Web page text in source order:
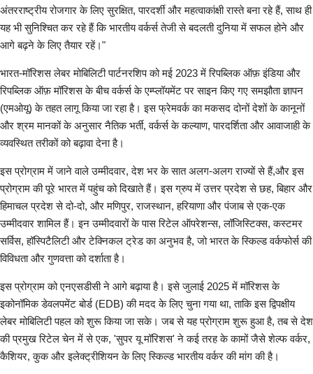
NEWS
वीडियो
टेक वर्ल्ड
लाइफस्टाइल
Contact us :
About us
Advertise with us
E-Paper
अंतरराष्ट्रीय रोजगार के लिए सुरक्षित, पारदर्शी और महत्वाकांक्षी रास्ते बना रहे हैं, साथ ही
यह भी सुनिश्चित कर रहे हैं कि भारतीय वर्कर्स तेजी से बदलती दुनिया में सफल होने और
आगे बढ़ने के लिए तैयार रहें।"
भारत-मॉरिशस लेबर मोबिलिटी पार्टनरशिप को मई 2023 में रिपब्लिक ऑफ़ इंडिया और
रिपब्लिक ऑफ़ मॉरिशस के बीच वर्कर्स के एम्प्लॉयमेंट पर साइन किए गए समझौता ज्ञापन
(एमओयू) के तहत लागू किया जा रहा है। इस फ्रेमवर्क का मकसद दोनों देशों के कानूनों
और श्रम मानकों के अनुसार नैतिक भर्ती, वर्कर्स के कल्याण, पारदर्शिता और आवाजाही के
व्यवस्थित तरीकों को बढ़ावा देना है।
इस प्रोग्राम में जाने वाले उम्मीदवार, देश भर के सात अलग-अलग राज्यों से हैं,और इस
प्रोग्राम की पूरे भारत में पहुंच को दिखाते हैं। इस ग्रुप में उत्तर प्रदेश से छह, बिहार और
हिमाचल प्रदेश से दो-दो, और मणिपुर, राजस्थान, हरियाणा और पंजाब से एक-एक
उम्मीदवार शामिल हैं। इन उम्मीदवारों के पास रिटेल ऑपरेशन्स, लॉजिस्टिक्स, कस्टमर
सर्विस, हॉस्पिटैलिटी और टेक्निकल ट्रेड का अनुभव है, जो भारत के स्किल्ड वर्कफोर्स की
विविधता और गुणवत्ता को दर्शाता है।
इस प्रोग्राम को एनएसडीसी ने आगे बढ़ाया है। इसे जुलाई 2025 में मॉरिशस के
इकोनॉमिक डेवलपमेंट बोर्ड (EDB) की मदद के लिए चुना गया था, ताकि इस द्विपक्षीय
लेबर मोबिलिटी पहल को शुरू किया जा सके। जब से यह प्रोग्राम शुरू हुआ है, तब से देश
की प्रमुख रिटेल चेन में से एक, 'सुपर यू मॉरिशस' ने कई तरह के कामों जैसे शेल्फ वर्कर,
कैशियर, कुक और इलेक्ट्रीशियन के लिए स्किल्ड भारतीय वर्कर की मांग की है।